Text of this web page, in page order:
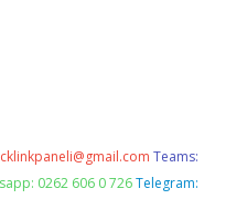
Teams:
0262 606 0 726 Telegram: